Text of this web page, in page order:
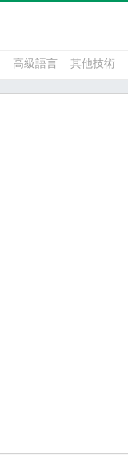
高級語言 其他技術